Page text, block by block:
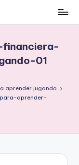
01
aprender jugando
aprender-